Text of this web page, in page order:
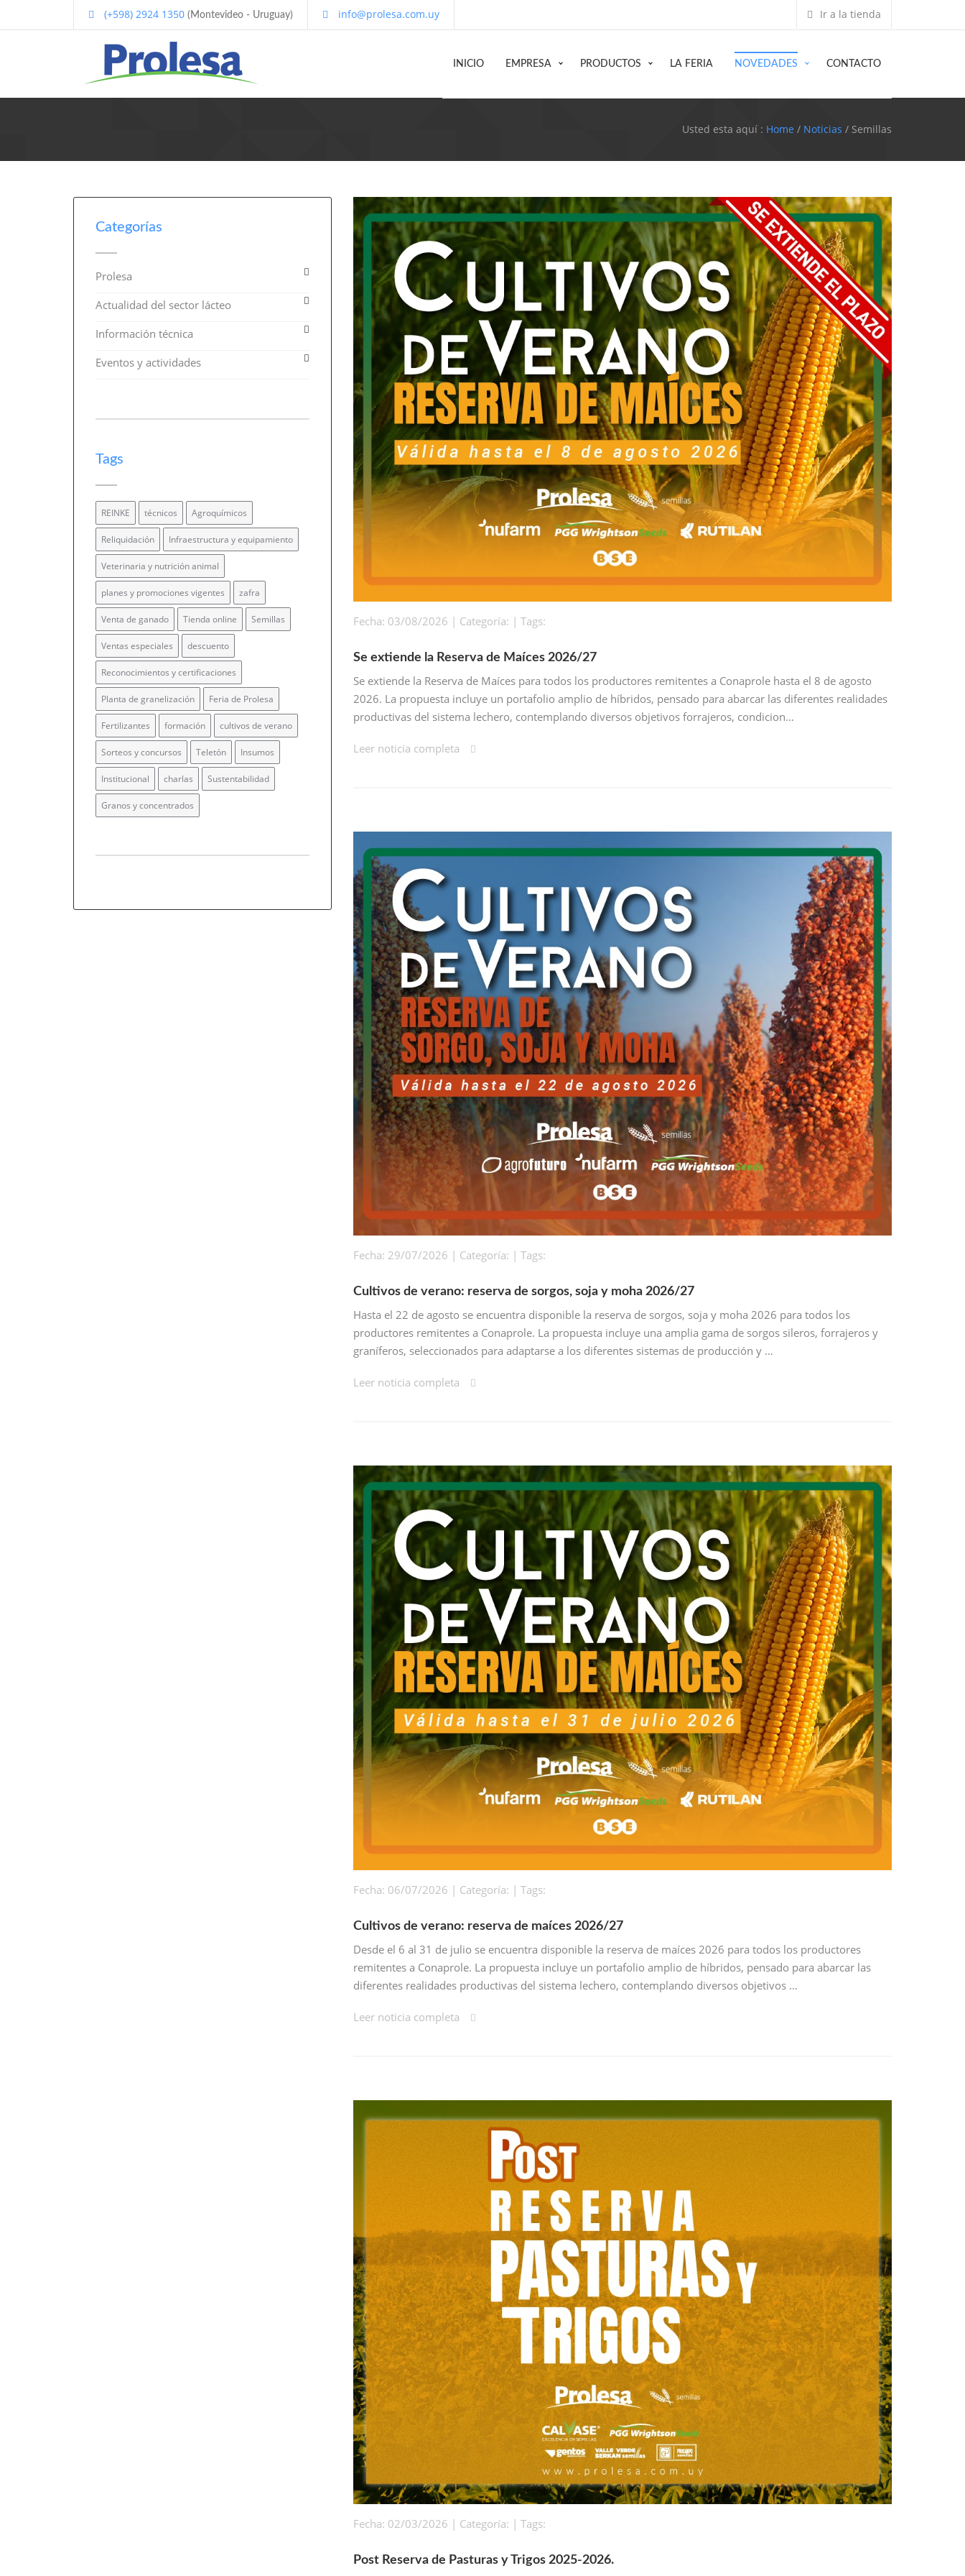
(+598) 2924 1350 (Montevideo - Uruguay) info@prolesa.com.uy Ir a la tienda
INICIO EMPRESA PRODUCTOS LA FERIA NOVEDADES CONTACTO
Usted esta aquí : Home / Noticias / Semillas
Categorías
Prolesa
Actualidad del sector lácteo
Información técnica
Eventos y actividades
Tags
REINKE técnicos Agroquímicos
Reliquidación Infraestructura y equipamiento
Veterinaria y nutrición animal
planes y promociones vigentes zafra
Venta de ganado Tienda online Semillas
Ventas especiales descuento
Reconocimientos y certificaciones
Planta de granelización Feria de Prolesa
Fertilizantes formación cultivos de verano
Sorteos y concursos Teletón Insumos
Institucional charlas Sustentabilidad
Granos y concentrados
Fecha: 03/08/2026 | Categoría: | Tags:
Se extiende la Reserva de Maíces 2026/27
Se extiende la Reserva de Maíces para todos los productores remitentes a Conaprole hasta el 8 de agosto
2026. La propuesta incluye un portafolio amplio de híbridos, pensado para abarcar las diferentes realidades
productivas del sistema lechero, contemplando diversos objetivos forrajeros, condicion…
Leer noticia completa
Fecha: 29/07/2026 | Categoría: | Tags:
Cultivos de verano: reserva de sorgos, soja y moha 2026/27
Hasta el 22 de agosto se encuentra disponible la reserva de sorgos, soja y moha 2026 para todos los
productores remitentes a Conaprole. La propuesta incluye una amplia gama de sorgos sileros, forrajeros y
graníferos, seleccionados para adaptarse a los diferentes sistemas de producción y …
Leer noticia completa
Fecha: 06/07/2026 | Categoría: | Tags:
Cultivos de verano: reserva de maíces 2026/27
Desde el 6 al 31 de julio se encuentra disponible la reserva de maíces 2026 para todos los productores
remitentes a Conaprole. La propuesta incluye un portafolio amplio de híbridos, pensado para abarcar las
diferentes realidades productivas del sistema lechero, contemplando diversos objetivos …
Leer noticia completa
Fecha: 02/03/2026 | Categoría: | Tags:
Post Reserva de Pasturas y Trigos 2025-2026.